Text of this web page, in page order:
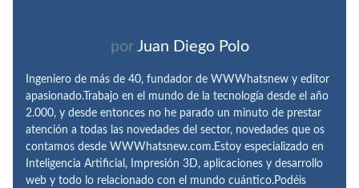
por Juan Diego Polo
Ingeniero de más de 40, fundador de WWWhatsnew y editor
apasionado.Trabajo en el mundo de la tecnología desde el año
2.000, y desde entonces no he parado un minuto de prestar
atención a todas las novedades del sector, novedades que os
contamos desde WWWhatsnew.com.Estoy especializado en
Inteligencia Artificial, Impresión 3D, aplicaciones y desarrollo
web y todo lo relacionado con el mundo cuántico.Podéis